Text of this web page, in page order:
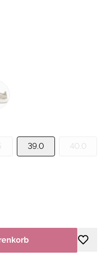
39.0 40.0